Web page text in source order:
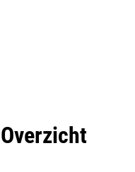
Overzicht